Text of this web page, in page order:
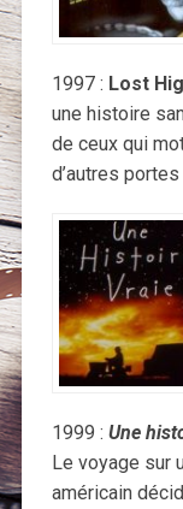
1997 : Lost
une histoire
de ceux qui
d’autres
1999 : Une
Le voyage sur
américain